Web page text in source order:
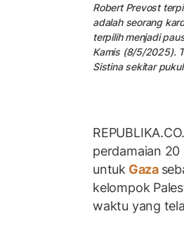
Robert Prevost
adalah seorang
terpilih menjadi
Kamis (8/5/2025).
Sistina sekitar
perdamaian 20
untuk Gaza
kelompok
waktu yang